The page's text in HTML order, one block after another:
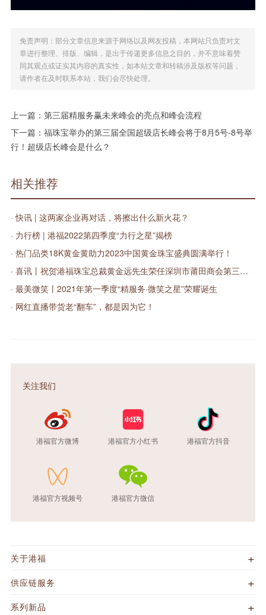
免责声明：部分文章信息来源于网络以及网友投稿，本网站只负责对文
章进行整理、排版、编辑，是出于传递更多信息之目的，并不意味着赞
同其观点或证实其内容的真实性，如本站文章和转稿涉及版权等问题，
请作者在及时联系本站，我们会尽快处理。
上一篇： 第三届精服务赢未来峰会的亮点和峰会流程
下一篇： 福珠宝举办的第三届全国超级店长峰会将于8月5号-8号举
行！超级店长峰会是什么？
相关推荐
· 快讯 | 这两家企业再对话，将擦出什么新火花？
· 力行榜 | 港福2022第四季度“力行之星”揭榜
· 热门品类18K黄金黄助力2023中国黄金珠宝盛典圆满举行！
· 喜讯丨祝贺港福珠宝总裁黄金远先生荣任深圳市莆田商会第三届轮值会长
· 最美微笑丨2021年第一季度“精服务·微笑之星”荣耀诞生
· 网红直播带货老“翻车”，都是因为它！
关注我们
港福官方微博 港福官方小红书 港福官方抖音
港福官方视频号 港福官方微信
关于港福
供应链服务
系列新品